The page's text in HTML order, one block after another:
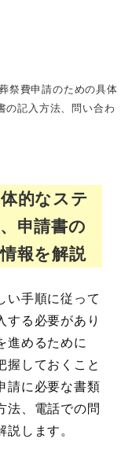
祭費申請のための具体
の記入方法、問い合わ
的なステ
申請書の
報を解説
い手順に従って
する必要があり
進めるために
握しておくこと
請に必要な書類
法、電話での問
します。